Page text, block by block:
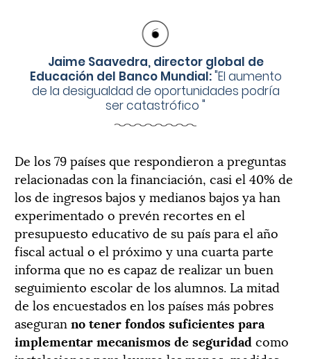
Jaime Saavedra, director global de
Educación del Banco Mundial:"El aumento
de la desigualdad de oportunidades podría
ser catastrófico "
De los 79 países que respondieron a preguntas
relacionadas con la financiación, casi el 40% de
los de ingresos bajos y medianos bajos ya han
experimentado o prevén recortes en el
presupuesto educativo de su país para el año
fiscal actual o el próximo y una cuarta parte
informa que no es capaz de realizar un buen
seguimiento escolar de los alumnos. La mitad
de los encuestados en los países más pobres
aseguran no tener fondos suficientes para
implementar mecanismos de seguridad como